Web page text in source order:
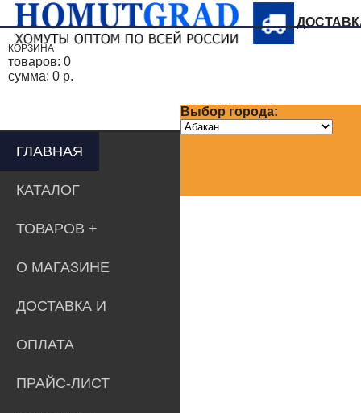
Выбор города:
КОРЗИНА
товаров: 0
сумма: 0 р.
ГЛАВНАЯ
КАТАЛОГ
ТОВАРОВ
О МАГАЗИНЕ
ДОСТАВКА И
ОПЛАТА
ПРАЙС-ЛИСТ